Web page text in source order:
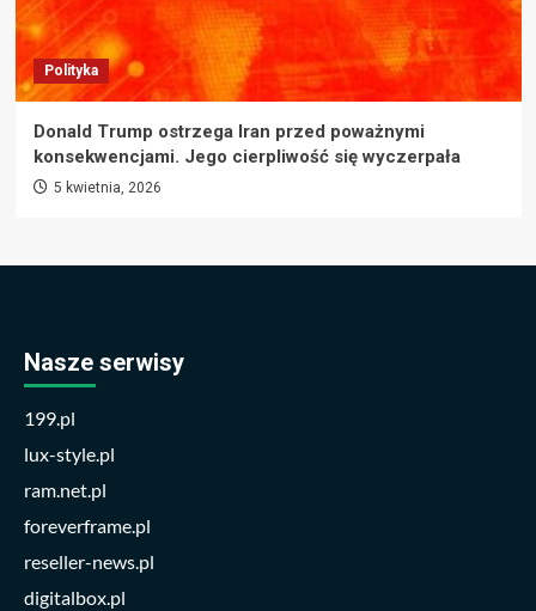
Polityka
Donald Trump ostrzega Iran przed poważnymi
konsekwencjami. Jego cierpliwość się wyczerpała
5 kwietnia, 2026
Nasze serwisy
199.pl
lux-style.pl
ram.net.pl
foreverframe.pl
reseller-news.pl
digitalbox.pl